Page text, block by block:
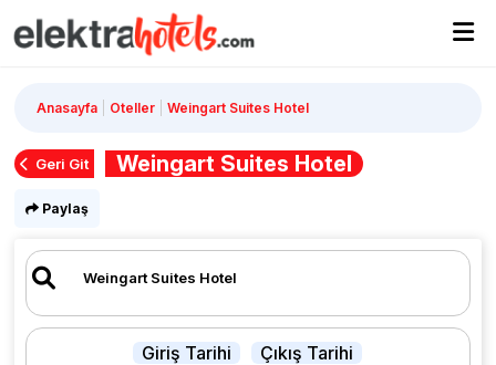
Anasayfa Oteller Weingart Suites Hotel
Geri Git Weingart Suites Hotel
Paylaş
Giriş Tarihi Çıkış Tarihi